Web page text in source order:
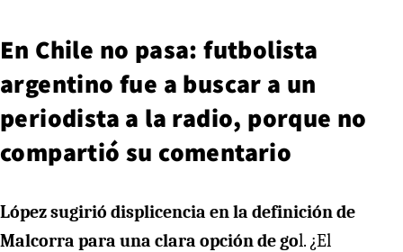
En Chile no pasa: futbolista
argentino fue a buscar a un
periodista a la radio, porque no
compartió su comentario
López sugirió displicencia en la definición de
Malcorra para una clara opción de gol. ¿El